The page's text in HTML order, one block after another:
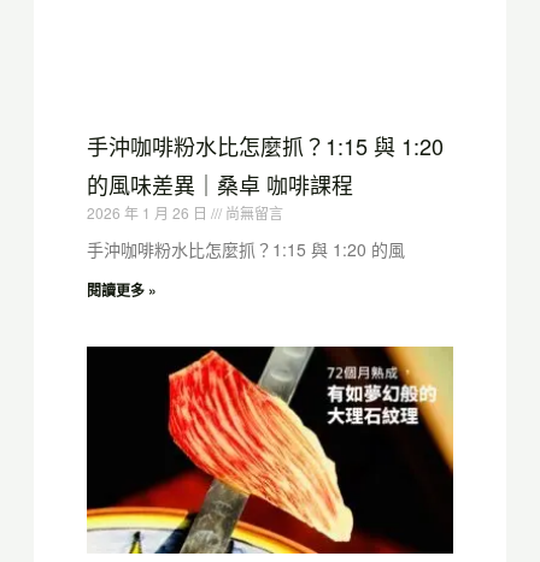
手沖咖啡粉水比怎麼抓？1:15 與 1:20
的風味差異｜桑卓 咖啡課程
2026 年 1 月 26 日 尚無留言
手沖咖啡粉水比怎麼抓？1:15 與 1:20 的風
閱讀更多 »